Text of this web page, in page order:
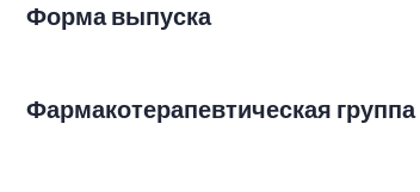
Форма выпуска
Фармакотерапевтическая группа